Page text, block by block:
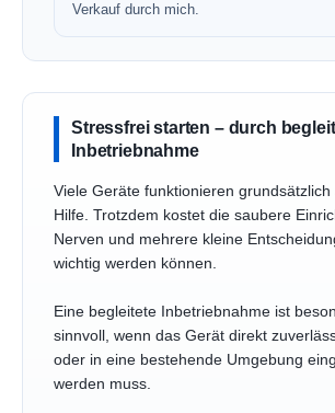
Verkauf durch mich.
Stressfrei starten – durch
Inbetriebnahme
Viele Geräte funktionieren
Hilfe. Trotzdem kostet die saubere
Nerven und mehrere kleine
wichtig werden können.
Eine begleitete Inbetriebnahme ist
sinnvoll, wenn das Gerät direkt
oder in eine bestehende Umgebung
werden muss.